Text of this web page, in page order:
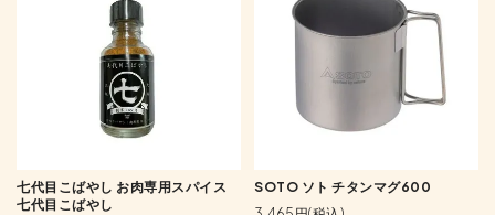
七代目こばやし お肉専用スパイス
七代目こばやし
SOTO ソト チタンマグ600